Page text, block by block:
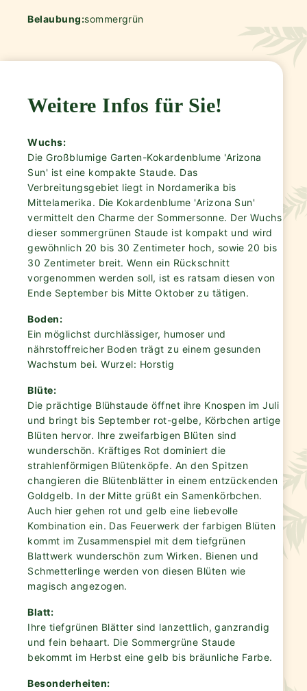
Belaubung:sommergrün
Weitere Infos für Sie!
Wuchs:
Die Großblumige Garten-Kokardenblume 'Arizona
Sun' ist eine kompakte Staude. Das
Verbreitungsgebiet liegt in Nordamerika bis
Mittelamerika. Die Kokardenblume 'Arizona Sun'
vermittelt den Charme der Sommersonne. Der Wuchs
dieser sommergrünen Staude ist kompakt und wird
gewöhnlich 20 bis 30 Zentimeter hoch, sowie 20 bis
30 Zentimeter breit. Wenn ein Rückschnitt
vorgenommen werden soll, ist es ratsam diesen von
Ende September bis Mitte Oktober zu tätigen.
Boden:
Ein möglichst durchlässiger, humoser und
nährstoffreicher Boden trägt zu einem gesunden
Wachstum bei. Wurzel: Horstig
Blüte:
Die prächtige Blühstaude öffnet ihre Knospen im Juli
und bringt bis September rot-gelbe, Körbchen artige
Blüten hervor. Ihre zweifarbigen Blüten sind
wunderschön. Kräftiges Rot dominiert die
strahlenförmigen Blütenköpfe. An den Spitzen
changieren die Blütenblätter in einem entzückenden
Goldgelb. In der Mitte grüßt ein Samenkörbchen.
Auch hier gehen rot und gelb eine liebevolle
Kombination ein. Das Feuerwerk der farbigen Blüten
kommt im Zusammenspiel mit dem tiefgrünen
Blattwerk wunderschön zum Wirken. Bienen und
Schmetterlinge werden von diesen Blüten wie
magisch angezogen.
Blatt:
Ihre tiefgrünen Blätter sind lanzettlich, ganzrandig
und fein behaart. Die Sommergrüne Staude
bekommt im Herbst eine gelb bis bräunliche Farbe.
Besonderheiten: